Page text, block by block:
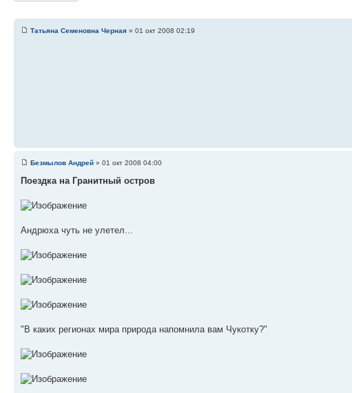
Татьяна Семеновна Черная » 01 окт 2008 02:19
Безмылов Андрей » 01 окт 2008 04:00
Поездка на Гранитный остров
Андрюха чуть не улетел...
"В каких регионах мира природа напомнила вам Чукотку?"